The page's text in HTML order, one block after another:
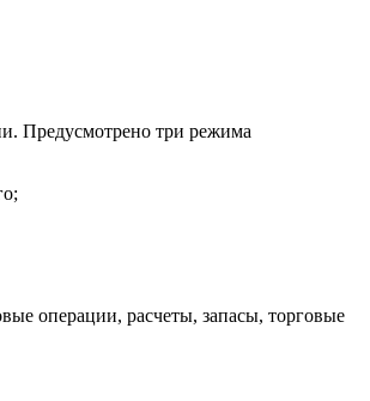
Предусмотрено три режима
операции, расчеты, запасы, торговые